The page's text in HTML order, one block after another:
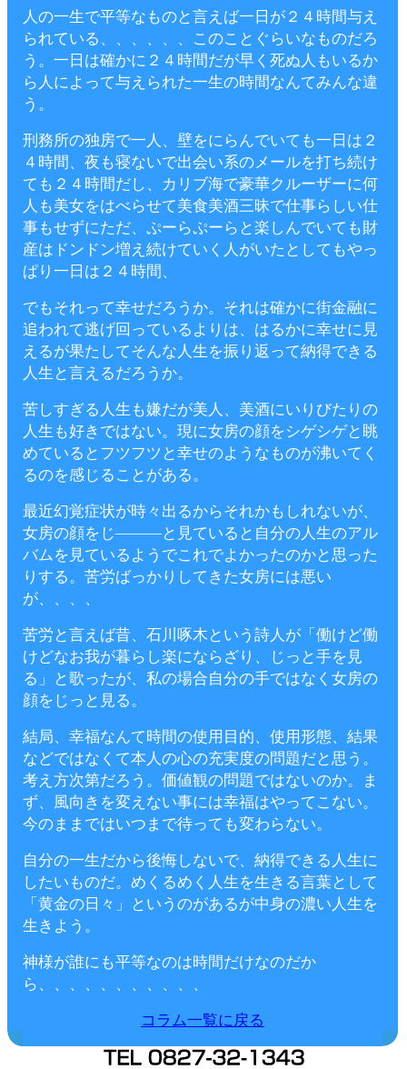
人の一生で平等なものと言えば一日が２４時間与え
られている、、、、、、このことぐらいなものだろ
う。一日は確かに２４時間だが早く死ぬ人もいるか
ら人によって与えられた一生の時間なんてみんな違
う。
刑務所の独房で一人、壁をにらんでいても一日は２
４時間、夜も寝ないで出会い系のメールを打ち続け
ても２４時間だし、カリブ海で豪華クルーザーに何
人も美女をはべらせて美食美酒三昧で仕事らしい仕
事もせずにただ、ぷーらぷーらと楽しんでいても財
産はドンドン増え続けていく人がいたとしてもやっ
ぱり一日は２４時間、
でもそれって幸せだろうか。それは確かに街金融に
追われて逃げ回っているよりは、はるかに幸せに見
えるが果たしてそんな人生を振り返って納得できる
人生と言えるだろうか。
苦しすぎる人生も嫌だが美人、美酒にいりびたりの
人生も好きではない。現に女房の顔をシゲシゲと眺
めているとフツフツと幸せのようなものが沸いてく
るのを感じることがある。
最近幻覚症状が時々出るからそれかもしれないが、
女房の顔をじ―――と見ていると自分の人生のアル
バムを見ているようでこれでよかったのかと思った
りする。苦労ばっかりしてきた女房には悪い
が、、、、
苦労と言えば昔、石川啄木という詩人が「働けど働
けどなお我が暮らし楽にならざり、じっと手を見
る」と歌ったが、私の場合自分の手ではなく女房の
顔をじっと見る。
結局、幸福なんて時間の使用目的、使用形態、結果
などではなくて本人の心の充実度の問題だと思う。
考え方次第だろう。価値観の問題ではないのか。ま
ず、風向きを変えない事には幸福はやってこない。
今のままではいつまで待っても変わらない。
自分の一生だから後悔しないで、納得できる人生に
したいものだ。めくるめく人生を生きる言葉として
「黄金の日々」というのがあるが中身の濃い人生を
生きよう。
神様が誰にも平等なのは時間だけなのだか
ら、、、、、、、、、、、
コラム一覧に戻る